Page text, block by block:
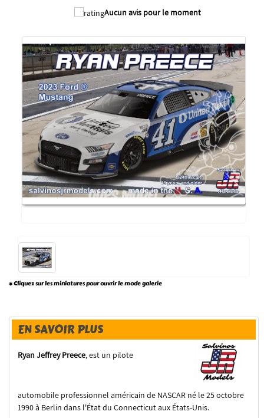
Aucun avis pour le moment
* Cliquez sur les miniatures pour ouvrir le mode galerie
EN SAVOIR PLUS
Ryan Jeffrey Preece, est un pilote
automobile professionnel américain de NASCAR né le 25 octobre
1990 à Berlin dans l'État du Connecticut aux États-Unis.